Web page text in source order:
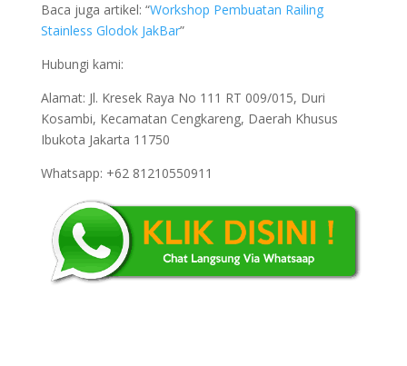
Baca juga artikel: “Workshop Pembuatan Railing
Stainless Glodok JakBar”
Hubungi kami:
Alamat: Jl. Kresek Raya No 111 RT 009/015, Duri
Kosambi, Kecamatan Cengkareng, Daerah Khusus
Ibukota Jakarta 11750
Whatsapp: +62 81210550911